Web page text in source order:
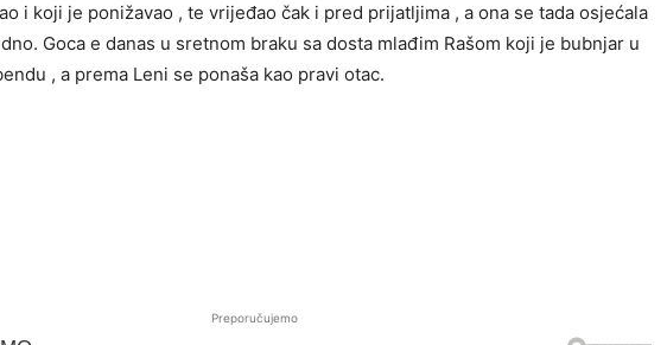
i koji je ponižavao , te vrijeđao čak i pred prijatljima , a ona se tada osjećala
Goca e danas u sretnom braku sa dosta mlađim Rašom koji je bubnjar u
, a prema Leni se ponaša kao pravi otac.
Preporučujemo